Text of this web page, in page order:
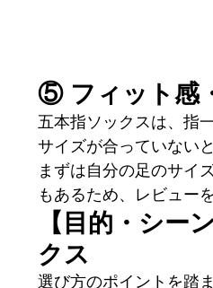
⑤ フィット感
五本指ソックスは、指
サイズが合っていない
まずは自分の足のサイ
もあるため、レビュー
【目的・シー
クス
選び方のポイントを踏